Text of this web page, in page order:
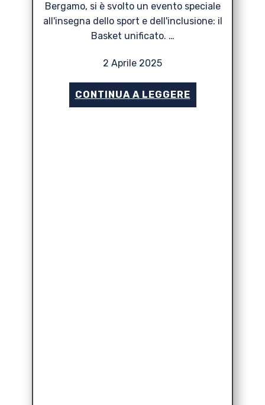
Bergamo, si è svolto un evento speciale
all'insegna dello sport e dell'inclusione: il
Basket unificato. …
2 Aprile 2025
CONTINUA A LEGGERE